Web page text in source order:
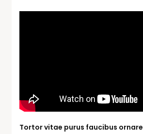
Tortor vitae purus faucibus ornare